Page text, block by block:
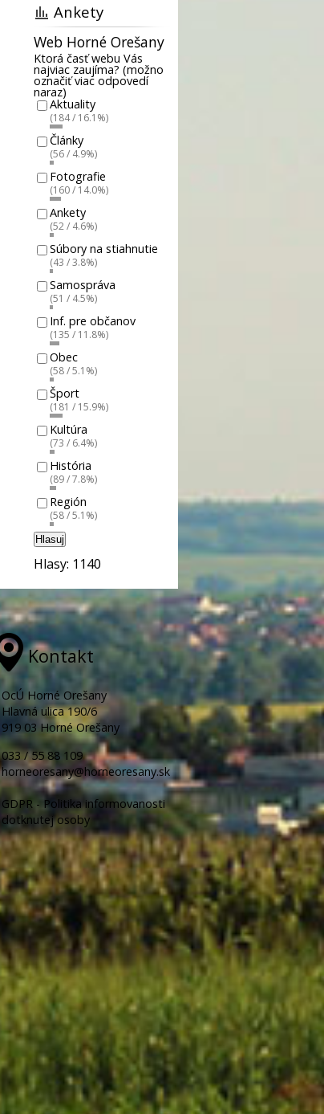
Ankety
Web Horné Orešany
Ktorá časť webu Vás
najviac zaujíma? (možno
označiť viac odpovedí
naraz)
Aktuality
(184 / 16.1%)
Články
(56 / 4.9%)
Fotografie
(160 / 14.0%)
Ankety
(52 / 4.6%)
Súbory na stiahnutie
(43 / 3.8%)
Samospráva
(51 / 4.5%)
Inf. pre občanov
(135 / 11.8%)
Obec
(58 / 5.1%)
Šport
(181 / 15.9%)
Kultúra
(73 / 6.4%)
História
(89 / 7.8%)
Región
(58 / 5.1%)
Hlasuj
Hlasy: 1140
Kontakt
OcÚ Horné Orešany
Hlavná ulica 190/6
919 03 Horné Orešany
033 / 55 88 109
horneoresany@horneoresany.sk
GDPR - Politika informovanosti
dotknutej osoby